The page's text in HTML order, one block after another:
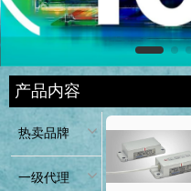
产品内容
热卖品牌
一级代理